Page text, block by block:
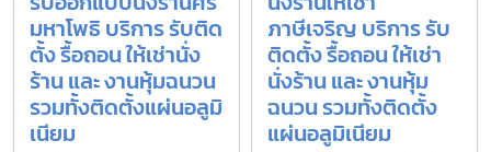
มหาโพธิ บริการ รับติด
ตั้ง รื้อถอน ให้เช่านั่ง
ร้าน และ งานหุ้มฉนวน
รวมทั้งติดตั้งแผ่นอลูมิ
เนียม
ภาษีเจริญ บริการ รับ
ติดตั้ง รื้อถอน ให้เช่า
นั่งร้าน และ งานหุ้ม
ฉนวน รวมทั้งติดตั้ง
แผ่นอลูมิเนียม